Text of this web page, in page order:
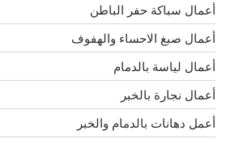
أعمال سباكة حفر الباطن
أعمال صبغ الاحساء والهفوف
أعمال لياسة بالدمام
أعمال نجارة بالخبر
أعمل دهانات بالدمام والخبر